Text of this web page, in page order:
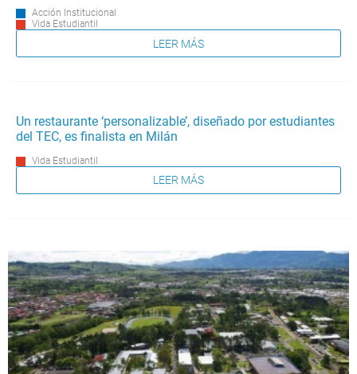
Acción Institucional
Vida Estudiantil
LEER MÁS
Un restaurante ‘personalizable’, diseñado por estudiantes
del TEC, es finalista en Milán
Vida Estudiantil
LEER MÁS